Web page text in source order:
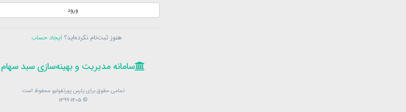
ورود
هنوز ثبت‌نام نکرده‌اید؟ ایجاد حساب
سامانه مدیریت و بهینه‌سازی سبد سهام
تمامی حقوق برای پارس پورتفولیو محفوظ است
© 1399-1405
ثبت‌نام
در حال حاضر عضو هستید؟فرم ورود
سامانه مدیریت و بهینه‌سازی سبد سهام
تمامی حقوق برای پارس پورتفولیو محفوظ است
© 1399-1405
سامانه مدیریت و بهینه‌سازی سبد سهام
تمامی حقوق برای پارس پورتفولیو محفوظ است